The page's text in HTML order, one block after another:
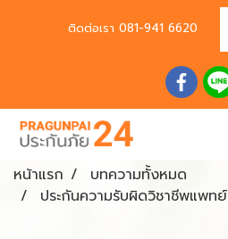
ติดต่อเรา 081-941 6620
หน้าแรก
บทความทั้งหมด
ประกันความรับผิดวิชาชีพแพทย์